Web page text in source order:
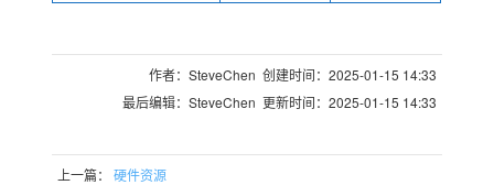
作者：SteveChen 创建时间：2025-01-15 14:33
最后编辑：SteveChen 更新时间：2025-01-15 14:33
上一篇：硬件资源